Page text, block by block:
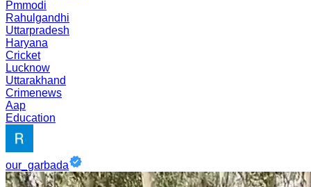
Pmmodi
Rahulgandhi
Uttarpradesh
Haryana
Cricket
Lucknow
Uttarakhand
Crimenews
Aap
Education
our_garbada